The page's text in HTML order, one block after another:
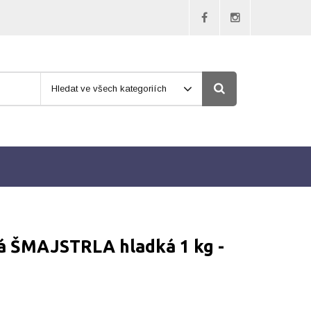
Hledat ve všech kategoriích
ŠMAJSTRLA hladká 1 kg -